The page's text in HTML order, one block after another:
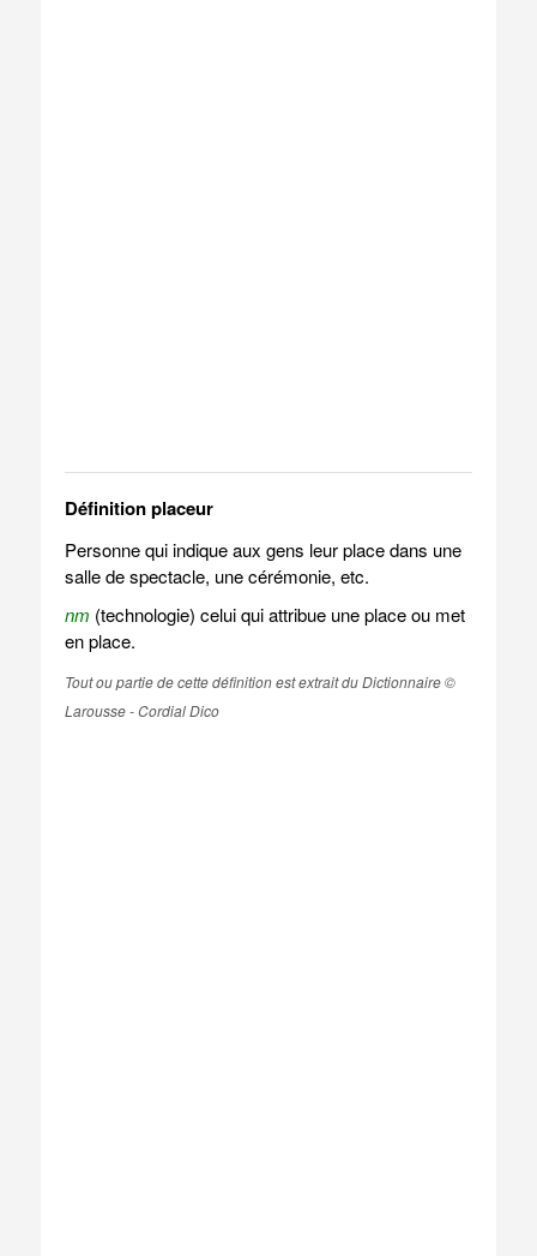
Définition placeur
Personne qui indique aux gens leur place dans une
salle de spectacle, une cérémonie, etc.
nm (technologie) celui qui attribue une place ou met
en place.
Tout ou partie de cette définition est extrait du Dictionnaire ©
Larousse - Cordial Dico